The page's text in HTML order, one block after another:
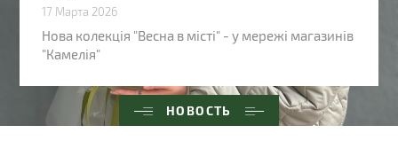
НОВОСТЬ
17 Марта 2026
Нова колекція "Весна в місті" - у мережі магазинів
"Камелія"